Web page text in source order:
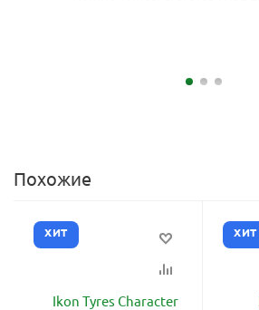
Похожие
ХИТ ХИТ